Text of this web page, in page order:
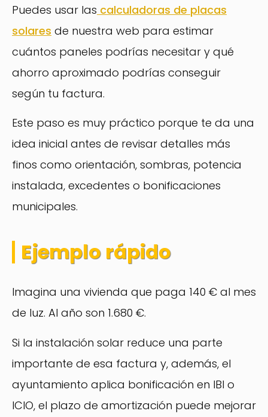
Puedes usar las calculadoras de placas
solares de nuestra web para estimar
cuántos paneles podrías necesitar y qué
ahorro aproximado podrías conseguir
según tu factura.
Este paso es muy práctico porque te da una
idea inicial antes de revisar detalles más
finos como orientación, sombras, potencia
instalada, excedentes o bonificaciones
municipales.
Ejemplo rápido
Imagina una vivienda que paga 140 € al mes
de luz. Al año son 1.680 €.
Si la instalación solar reduce una parte
importante de esa factura y, además, el
ayuntamiento aplica bonificación en IBI o
ICIO, el plazo de amortización puede mejorar